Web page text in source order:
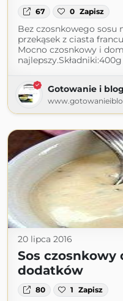
67 0 Zapisz
Bez czosnkowego sosu
przekąsek z ciasta
Mocno czosnkowy i
najlepszy.Składniki:400g
Gotowanie i
20 lipca 2016
Sos czosnkowy
dodatków
80 1 Zapisz